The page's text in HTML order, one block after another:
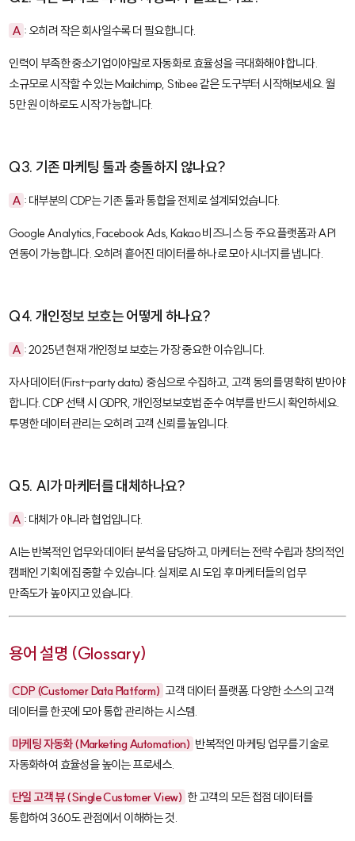
A : 오히려 작은 회사일수록 더 필요합니다.
인력이 부족한 중소기업이야말로 자동화로 효율성을 극대화해야 합니다.
소규모로 시작할 수 있는Mailchimp, Stibee같은 도구부터 시작해보세요. 월
5만 원 이하로도 시작 가능합니다.
Q3. 기존 마케팅 툴과 충돌하지 않나요?
A : 대부분의 CDP는 기존 툴과 통합을 전제로 설계되었습니다.
Google Analytics,Facebook Ads,Kakao 비즈니스등 주요 플랫폼과 API
연동이 가능합니다. 오히려 흩어진 데이터를 하나로 모아 시너지를 냅니다.
Q4. 개인정보 보호는 어떻게 하나요?
A : 2025년 현재 개인정보 보호는 가장 중요한 이슈입니다.
자사 데이터(First-party data) 중심으로 수집하고, 고객 동의를 명확히 받아야
합니다. CDP 선택 시 GDPR, 개인정보보호법 준수 여부를 반드시 확인하세요.
투명한 데이터 관리는 오히려 고객 신뢰를 높입니다.
Q5. AI가 마케터를 대체하나요?
A : 대체가 아니라 협업입니다.
AI는 반복적인 업무와 데이터 분석을 담당하고, 마케터는 전략 수립과 창의적인
캠페인 기획에 집중할 수 있습니다. 실제로 AI 도입 후 마케터들의 업무
만족도가 높아지고 있습니다.
용어 설명 (Glossary)
CDP (Customer Data Platform) 고객 데이터 플랫폼. 다양한 소스의 고객
데이터를 한곳에 모아 통합 관리하는 시스템.
마케팅 자동화 (Marketing Automation) 반복적인 마케팅 업무를 기술로
자동화하여 효율성을 높이는 프로세스.
단일 고객 뷰 (Single Customer View) 한 고객의 모든 접점 데이터를
통합하여 360도 관점에서 이해하는 것.